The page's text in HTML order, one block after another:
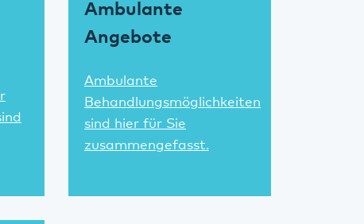
Ambulante
Angebote
Ambulante
Behandlungsmöglichkeiten
sind hier für Sie
zusammengefasst.